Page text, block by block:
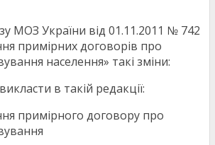
МОЗ України від 01.11.2011 № 742
примірних договорів про
населення» такі зміни:
в такій редакції:
примірного договору про